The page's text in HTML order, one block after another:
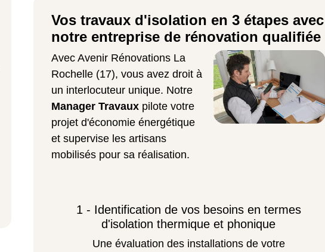
Vos travaux d'isolation en 3 étapes avec
notre entreprise de rénovation qualifiée
Avec Avenir Rénovations La
Rochelle (17), vous avez droit à
un interlocuteur unique. Notre
Manager Travaux pilote votre
projet d'économie énergétique
et supervise les artisans
mobilisés pour sa réalisation.
1 - Identification de vos besoins en termes
d'isolation thermique et phonique
Une évaluation des installations de votre